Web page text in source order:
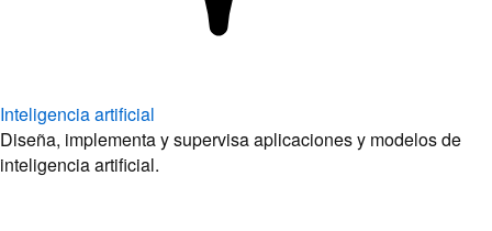
Inteligencia artificial
Diseña, implementa y supervisa aplicaciones y modelos de
inteligencia artificial.